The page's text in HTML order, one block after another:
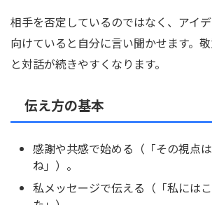
相手を否定しているのではなく、アイ
向けていると自分に言い聞かせます。
と対話が続きやすくなります。
伝え方の基本
感謝や共感で始める（「その視点
ね」）。
私メッセージで伝える（「私には